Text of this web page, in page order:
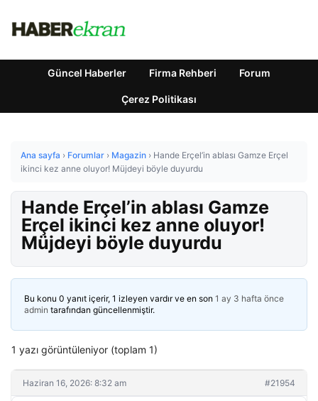
Güncel Haberler Firma Rehberi Forum
Çerez Politikası
Ana sayfa › Forumlar › Magazin › Hande Erçel’in ablası Gamze Erçel
ikinci kez anne oluyor! Müjdeyi böyle duyurdu
Hande Erçel’in ablası Gamze
Erçel ikinci kez anne oluyor!
Müjdeyi böyle duyurdu
Bu konu 0 yanıt içerir, 1 izleyen vardır ve en son 1 ay 3 hafta önce
admin tarafından güncellenmiştir.
1 yazı görüntüleniyor (toplam 1)
Haziran 16, 2026: 8:32 am #21954